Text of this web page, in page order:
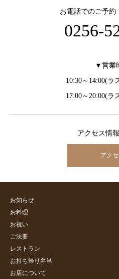
お電話でのご予約
0256-
▼営業
10:30～14:00(ラ
17:00～20:00(ラ
アクセス情
アク
お知らせ
お料理
お祝い
ご法要
レストラン
お持ち帰り弁当
お店について